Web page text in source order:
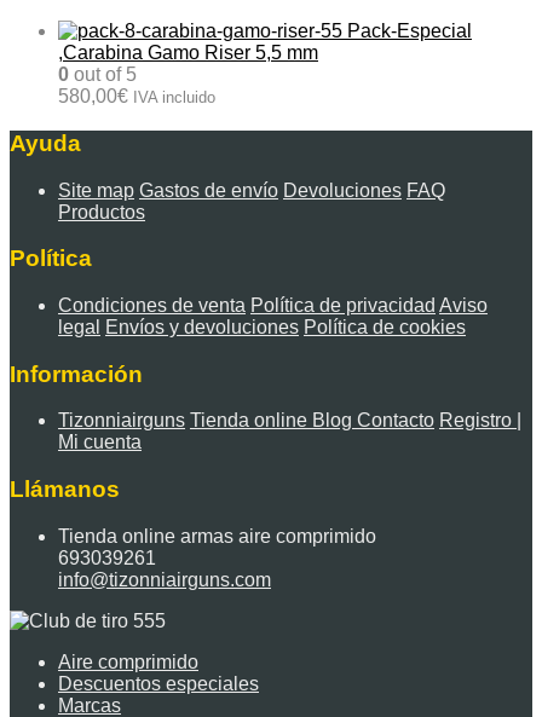
Pack-Especial
,Carabina Gamo Riser 5,5 mm
0 out of 5
580,00€ IVA incluido
Ayuda
Site map Gastos de envío Devoluciones FAQ
Productos
Política
Condiciones de venta Política de privacidad Aviso
legal
Envíos y devoluciones Política de cookies
Información
Tizonniairguns Tienda online Blog Contacto Registro |
Mi cuenta
Llámanos
Tienda online armas aire comprimido
693039261
info@tizonniairguns.com
Aire comprimido
Descuentos especiales
Marcas